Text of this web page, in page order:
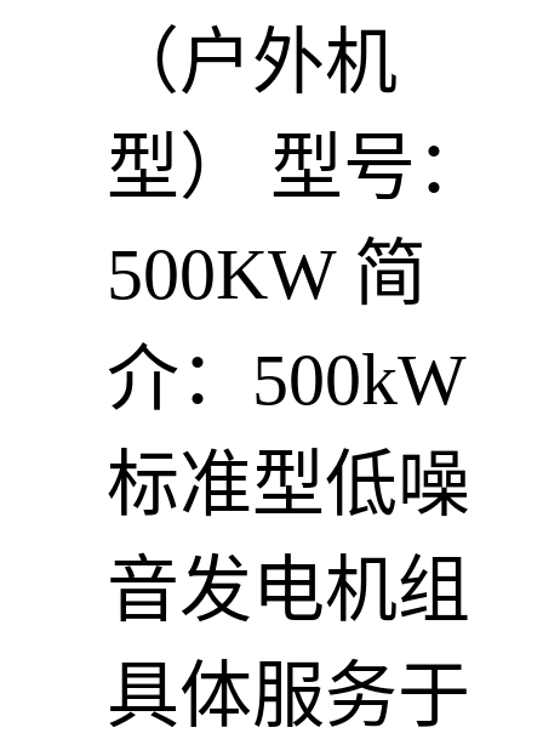
（户外机
型）
型号：
500KW 简
介：500kW
标准型低噪
音发电机组
具体服务于